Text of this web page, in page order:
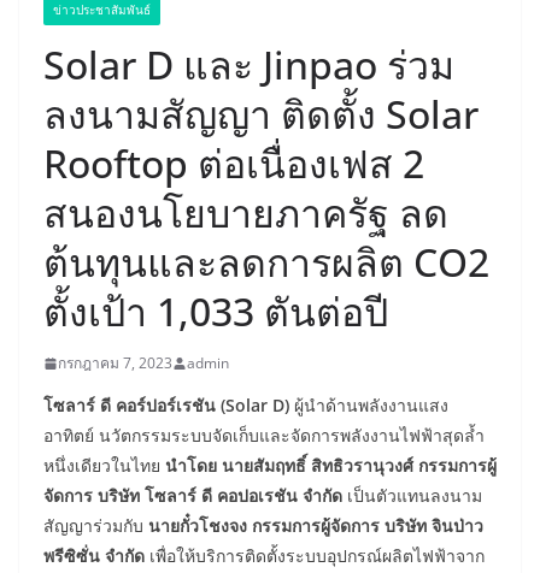
ข่าวประชาสัมพันธ์
Solar D และ Jinpao ร่วม
ลงนามสัญญา ติดตั้ง Solar
Rooftop ต่อเนื่องเฟส 2
สนองนโยบายภาครัฐ ลด
ต้นทุนและลดการผลิต CO2
ตั้งเป้า 1,033 ตันต่อปี
กรกฎาคม 7, 2023 admin
โซลาร์ ดี คอร์ปอร์เรชัน (Solar D) ผู้นำด้านพลังงานแสง
อาทิตย์ นวัตกรรมระบบจัดเก็บและจัดการพลังงานไฟฟ้าสุดล้ำ
หนึ่งเดียวในไทย นำโดย นายสัมฤทธิ์ สิทธิวรานุวงศ์ กรรมการผู้
จัดการ บริษัท โซลาร์ ดี คอปอเรชัน จำกัด เป็นตัวแทนลงนาม
สัญญาร่วมกับ นายกั๋วโชงจง กรรมการผู้จัดการ บริษัท จินป่าว
พรีซิซั่น จำกัด เพื่อให้บริการติดตั้งระบบอุปกรณ์ผลิตไฟฟ้าจาก